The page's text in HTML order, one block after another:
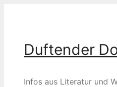
Duftender
Infos aus Literatur und